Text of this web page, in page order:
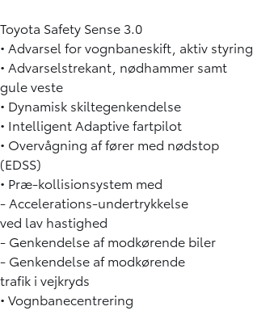
Toyota Safety Sense 3.0
• Advarsel for vognbaneskift, aktiv styring
• Advarselstrekant, nødhammer samt
gule veste
• Dynamisk skiltegenkendelse
• Intelligent Adaptive fartpilot
• Overvågning af fører med nødstop
(EDSS)
• Præ-kollisionsystem med
- Accelerations-undertrykkelse
ved lav hastighed
- Genkendelse af modkørende biler
- Genkendelse af modkørende
trafik i vejkryds
• Vognbanecentrering